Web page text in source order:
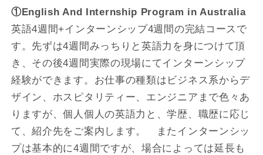
①English And Internship Program in Australia
英語4週間+インターンシップ4週間の完結コースで
す。先ずは4週間みっちりと英語力を身につけて頂
き、その後4週間実際の現場にてインターンシップ
経験ができます。お仕事の種類はビジネス系からデ
ザイン、ホスピタリティー、エンジニアまで色々あ
りますが、個人個人の英語力と、学歴、職歴に応じ
て、紹介先をご案内します。 またインターンシッ
プは基本的に4週間ですが、場合によっては延長も